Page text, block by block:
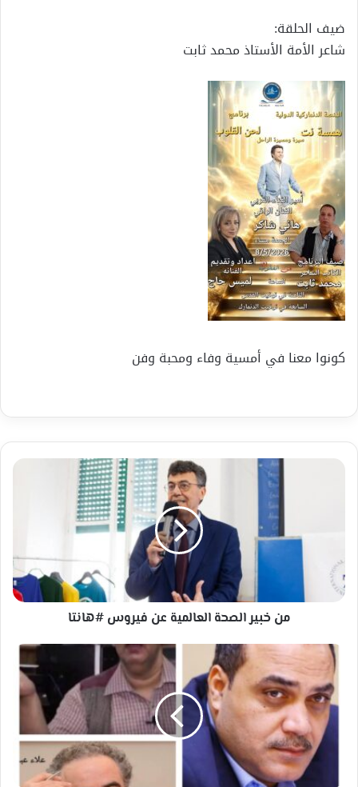
ضيف الحلقة:
شاعر الأمة الأستاذ محمد ثابت
كونوا معنا في أمسية وفاء ومحبة وفن
#هانتا
من خبير الصحة العالمية عن فيروس #هانتا
علاء
عبد
الهادي
أشهر
مزور
دكتوراه